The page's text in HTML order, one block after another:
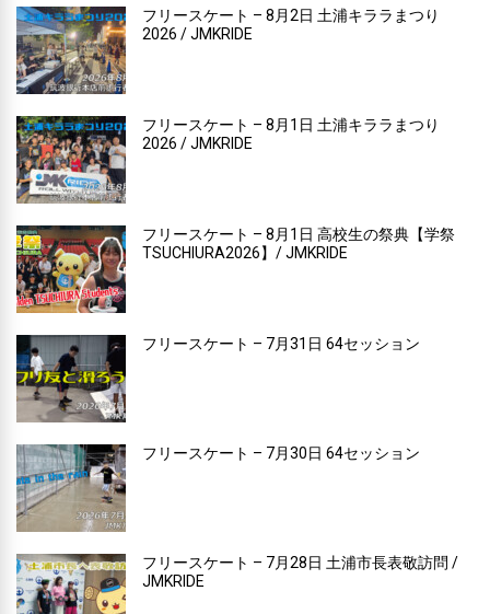
フリースケート – 8月2日 土浦キララまつり
2026 / JMKRIDE
フリースケート – 8月1日 土浦キララまつり
2026 / JMKRIDE
フリースケート – 8月1日 高校生の祭典【学祭
TSUCHIURA2026】/ JMKRIDE
フリースケート – 7月31日 64セッション
フリースケート – 7月30日 64セッション
フリースケート – 7月28日 土浦市長表敬訪問 /
JMKRIDE